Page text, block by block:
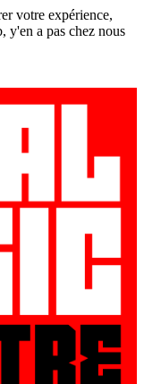
votre expérience,
y'en a pas chez nous